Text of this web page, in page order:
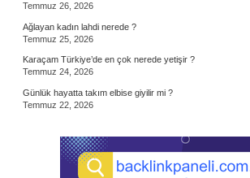
Temmuz 26, 2026
Ağlayan kadın lahdi nerede ?
Temmuz 25, 2026
Karaçam Türkiye’de en çok nerede yetişir ?
Temmuz 24, 2026
Günlük hayatta takım elbise giyilir mi ?
Temmuz 22, 2026